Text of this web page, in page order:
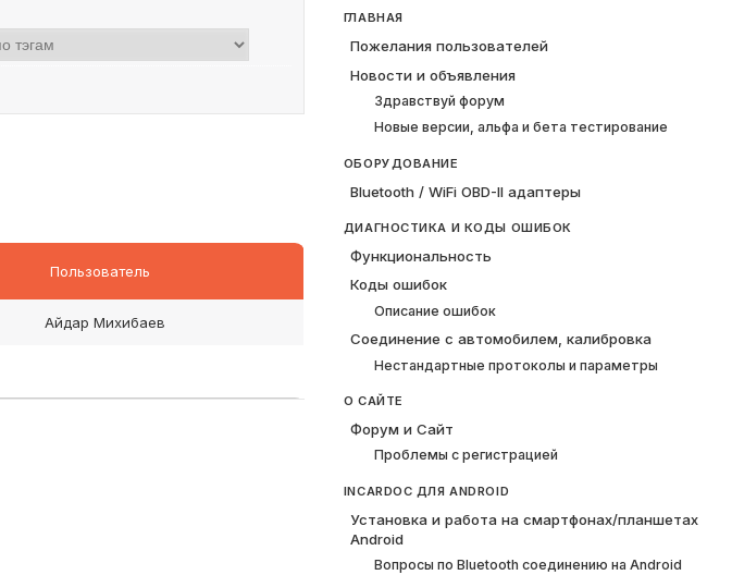
Пользователь
Айдар Михибаев
ГЛАВНАЯ
Пожелания пользователей
Новости и объявления
Здравствуй форум
Новые версии, альфа и бета тестирование
ОБОРУДОВАНИЕ
Bluetooth / WiFi OBD-II адаптеры
ДИАГНОСТИКА И КОДЫ ОШИБОК
Функциональность
Коды ошибок
Описание ошибок
Соединение с автомобилем, калибровка
Нестандартные протоколы и параметры
О САЙТЕ
Форум и Сайт
Проблемы с регистрацией
INCARDOC ДЛЯ ANDROID
Установка и работа на смартфонах/планшетах
Android
Вопросы по Bluetooth соединению на Android